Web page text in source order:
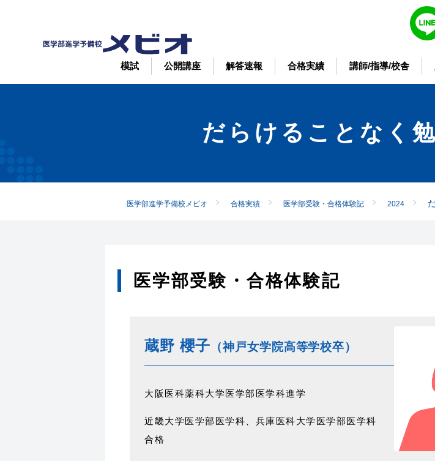
模試 公開講座 解答速報 合格実績 講師/指導/校舎
だらけることなく
医学部進学予備校メビオ 合格実績 医学部受験・合格体験記 2024
医学部受験・合格体験記
蔵野 櫻子 （神戸女学院高等学校卒）
大阪医科薬科大学医学部医学科進学
近畿大学医学部医学科、兵庫医科大学医学部医学科
合格